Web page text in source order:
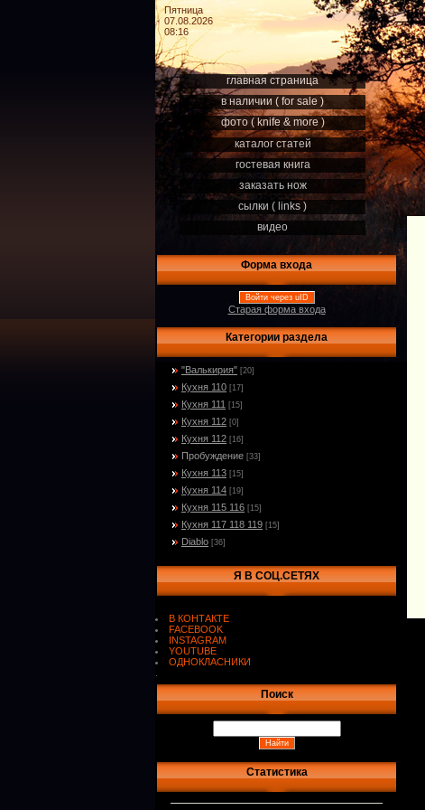
Пятница
07.08.2026
08:16
главная страница
в наличии ( for sale )
фото ( knife & more )
каталог статей
гостевая книга
заказать нож
сылки ( links )
видео
Форма входа
Войти через uID
Старая форма входа
Категории раздела
"Валькирия" [20]
Кухня 110 [17]
Кухня 111 [15]
Кухня 112 [0]
Кухня 112 [16]
Пробуждение [33]
Кухня 113 [15]
Кухня 114 [19]
Кухня 115 116 [15]
Кухня 117 118 119 [15]
Diablo [36]
Я В СОЦ.СЕТЯХ
В КОНТАКТЕ
FACEBOOK
INSTAGRAM
YOUTUBE
ОДНОКЛАСНИКИ
Поиск
Статистика